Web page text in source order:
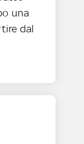
una
dal